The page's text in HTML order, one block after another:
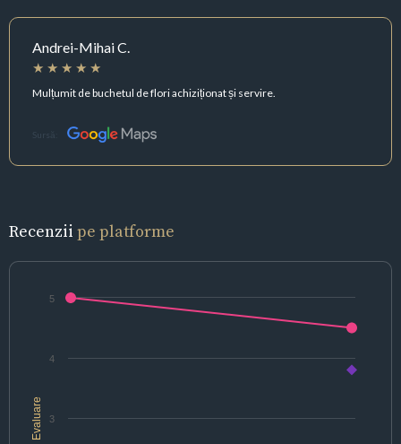
Andrei-Mihai C.
Mulțumit de buchetul de flori achiziționat și servire.
Sursă:
Recenzii pe platforme
Evaluare 3
4
5